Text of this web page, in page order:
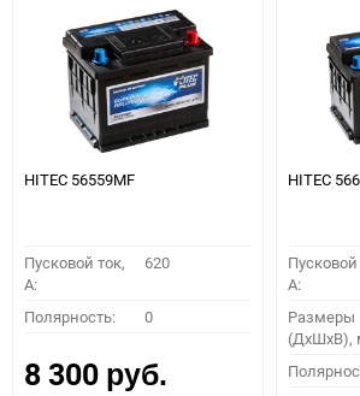
HITEC 56559MF
Пусковой ток,
A:
620
Полярность: 0
8 300 руб.
HITEC
Пусковой
A:
Размеры
(ДхШхВ),